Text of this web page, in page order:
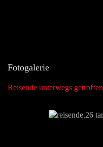
Fotogalerie
Reisende unterwegs getroffen